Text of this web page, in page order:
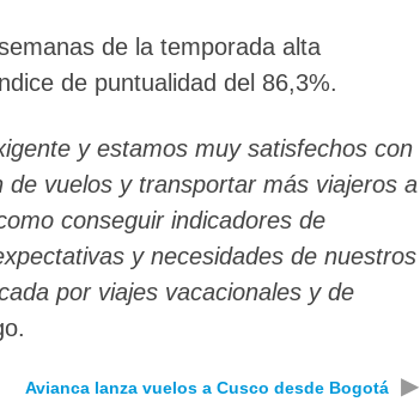
de la temporada alta
de puntualidad del 86,3%.
y estamos muy satisfechos con
vuelos y transportar más viajeros a
conseguir indicadores de
y necesidades de nuestros
por viajes vacacionales y de
Avianca lanza vuelos a Cusco desde Bogotá ▶